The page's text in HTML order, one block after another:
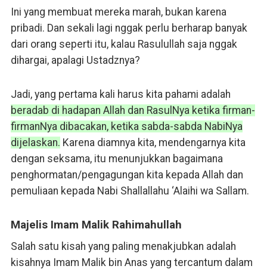
Ini yang membuat mereka marah, bukan karena
pribadi. Dan sekali lagi nggak perlu berharap banyak
dari orang seperti itu, kalau Rasulullah saja nggak
dihargai, apalagi Ustadznya?
Jadi, yang pertama kali harus kita pahami adalah
beradab di hadapan Allah dan RasulNya ketika firman-
firmanNya dibacakan, ketika sabda-sabda NabiNya
dijelaskan. Karena diamnya kita, mendengarnya kita
dengan seksama, itu menunjukkan bagaimana
penghormatan/pengagungan kita kepada Allah dan
pemuliaan kepada Nabi Shallallahu ‘Alaihi wa Sallam.
Majelis Imam Malik Rahimahullah
Salah satu kisah yang paling menakjubkan adalah
kisahnya Imam Malik bin Anas yang tercantum dalam